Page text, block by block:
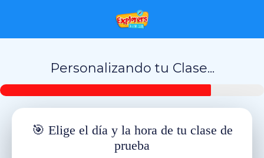
Personalizando tu Clase...
🎯 Elige el día y la hora de tu clase de
prueba